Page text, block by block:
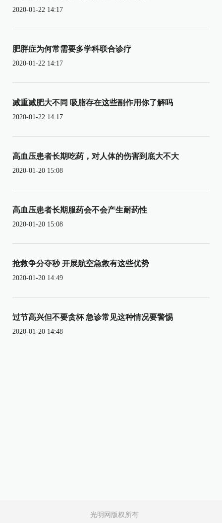
2020-01-22 14:17
肥胖症为何常需要多学科联合诊疗
2020-01-22 14:17
减重减肥大不同 吸脂存在这些副作用你了解吗
2020-01-22 14:17
高血压患者长期吃药，对人体的伤害到底大不大
2020-01-20 15:08
高血压患者长期服药会不会产生耐药性
2020-01-20 15:08
抢救争分夺秒 开展航空急救有这些优势
2020-01-20 14:49
过节高兴但不要贪杯 急诊常见这种情况要警惕
2020-01-20 14:48
光明网版权所有